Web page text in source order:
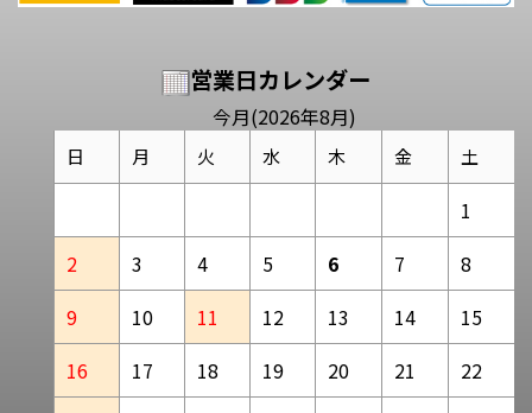
営業日カレンダー
今月(2026年8月)
日 月 火 水 木 金 土
1
2
3 4 5 6 7
8
9
10 11 12 13 14
15
16
17 18 19 20 21
22